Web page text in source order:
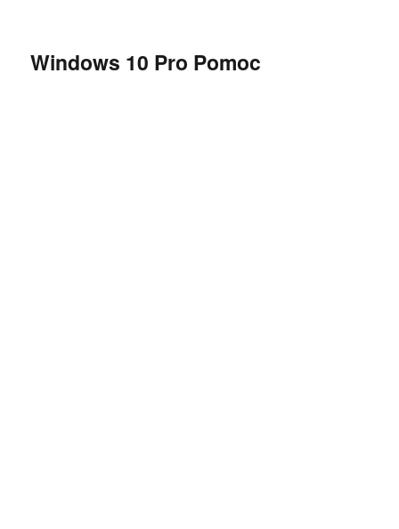
Windows 10 Pro Pomoc